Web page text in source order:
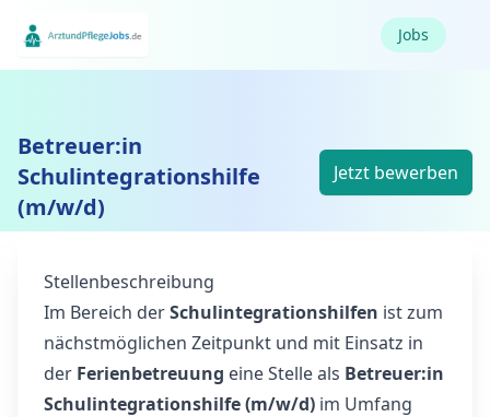
Jobs
Betreuer:in
Schulintegrationshilfe
(m/w/d)
Jetzt bewerben
Stellenbeschreibung
Im Bereich derSchulintegrationshilfen ist zum
nächstmöglichen Zeitpunkt und mit Einsatz in
der Ferienbetreuung eine Stelle als Betreuer:in
Schulintegrationshilfe (m/w/d) im Umfang